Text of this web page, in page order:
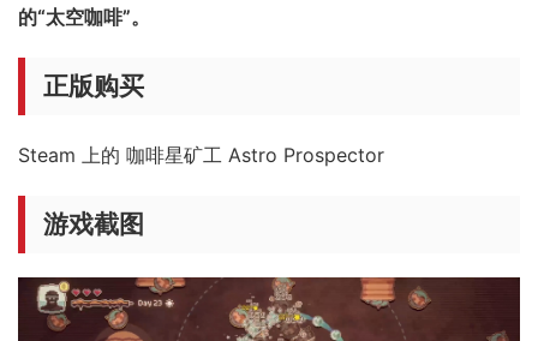
的“太空咖啡”。
正版购买
Steam 上的 咖啡星矿工 Astro Prospector
游戏截图